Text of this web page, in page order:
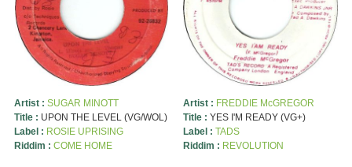
Artist : SUGAR MINOTT
Title : UPON THE LEVEL (VG/WOL)
Label : ROSIE UPRISING
Riddim : COME HOME
Artist : FREDDIE McGREGOR
Title : YES I'M READY (VG+)
Label : TADS
Riddim : REVOLUTION